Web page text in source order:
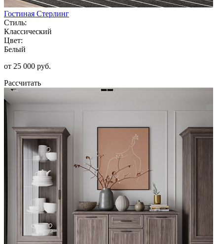
Гостиная Стерлинг
Стиль:
Классический
Цвет:
Белый
от 25 000 руб.
Рассчитать